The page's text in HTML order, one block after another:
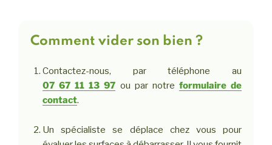
Comment vider son bien ?
Contactez-nous, par téléphone au
07 67 11 13 97 ou par notre formulaire de
contact.
Un spécialiste se déplace chez vous pour